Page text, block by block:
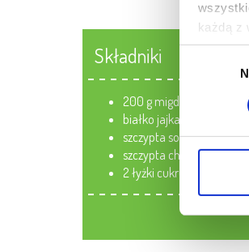
każdą z
cookie
Twoich
W
przez
Składniki
200 g migdałów w
białko jajka,
szczypta soli,
szczypta chili,
2 łyżki cukru